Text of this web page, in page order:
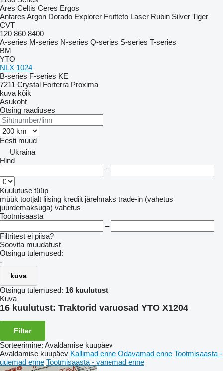
Ares Celtis Ceres Ergos
Antares Argon Dorado Explorer Frutteto Laser Rubin Silver Tiger
CVT
120 860 8400
A-series M-series N-series Q-series S-series T-series
BM
YTO
NLX 1024
B-series F-series KE
7211 Crystal Forterra Proxima
kuva kõik
Asukoht
Otsing raadiuses
Eesti muud
Ukraina
Hind
–
Kuulutuse tüüp
müük tootjalt liising krediit järelmaks trade-in (vahetus
juurdemaksuga) vahetus
Tootmisaasta
–
Filtritest ei piisa?
Soovita muudatust
Otsingu tulemused:
-
kuva
Otsingu tulemused: 16 kuulutust
Kuva
16 kuulutust: Traktorid varuosad YTO X1204
Filter
Sorteerimine: Avaldamise kuupäev
Avaldamise kuupäev Kallimad enne Odavamad enne Tootmisaasta -
uuemad enne Tootmisaasta - vanemad enne